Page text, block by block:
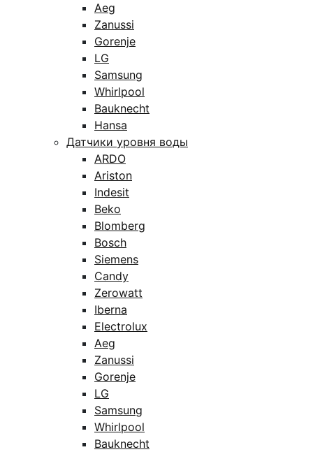
Aeg
Zanussi
Gorenje
LG
Samsung
Whirlpool
Bauknecht
Hansa
Датчики уровня воды
ARDO
Ariston
Indesit
Beko
Blomberg
Bosch
Siemens
Candy
Zerowatt
Iberna
Electrolux
Aeg
Zanussi
Gorenje
LG
Samsung
Whirlpool
Bauknecht